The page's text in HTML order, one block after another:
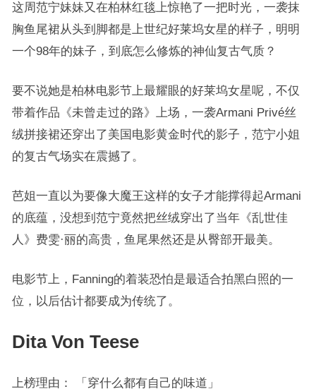
这周范宁妹妹又在柏林红毯上惊艳了一把时光，一袭抹
胸鱼尾裙从头到脚都是上世纪好莱坞女星的样子，明明
一个98年的妹子，到底怎么修炼的神仙复古气质？
要不说她是柏林电影节上最耀眼的好莱坞女星呢，不仅
带着作品《未曾走过的路》上场，一袭Armani Privé丝
绒拼接裙还穿出了美国电影黄金时代的影子，范宁小姐
的复古气场实在震撼了。
芭姐一直以为要像大魔王这样的女子才能撑得起Armani
的底蕴，没想到范宁竟然把丝绒穿出了当年《乱世佳
人》费雯·丽的高贵，鱼尾果然还是从臀部开最美。
电影节上，Fanning的着装恐怕是最适合拍黑白照的一
位，以后估计都要成为传统了。
Dita Von Teese
上榜理由： 「穿什么都有自己的味道」